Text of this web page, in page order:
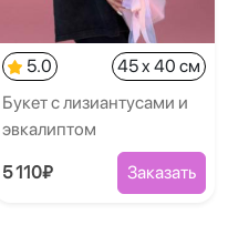
5.0
45 x 40 см
Букет с лизиантусами и
эвкалиптом
5 110₽ Заказать